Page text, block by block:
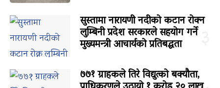
सुस्तामा नारायणी नदीको कटान रोक्न
लुम्बिनी प्रदेश सरकारले सहयोग गर्ने
मुख्यमन्त्री आचार्यको प्रतिबद्धता
७७१ ग्राहकले तिरे विद्युत्को बक्यौता,